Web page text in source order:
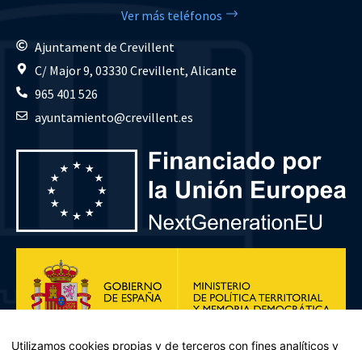
Ver más teléfonos
Ajuntament de Crevillent
C/ Major 9, 03330 Crevillent, Alicante
965 401 526
ayuntamiento@crevillent.es
Utilizamos cookies propias y de terceros con fines analíticos y